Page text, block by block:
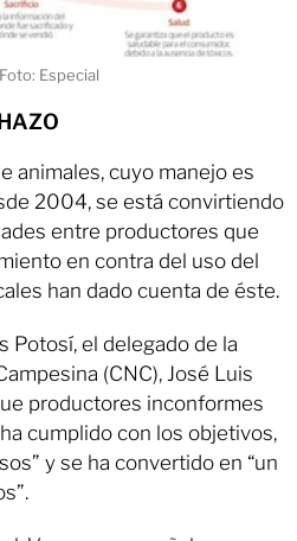
Foto: Especial
animales, cuyo manejo es
2004, se está convirtiendo
entre productores que
en contra del uso del
han dado cuenta de éste.
Potosí, el delegado de la
(CNC), José Luis
productores inconformes
cumplido con los objetivos,
y se ha convertido en “un